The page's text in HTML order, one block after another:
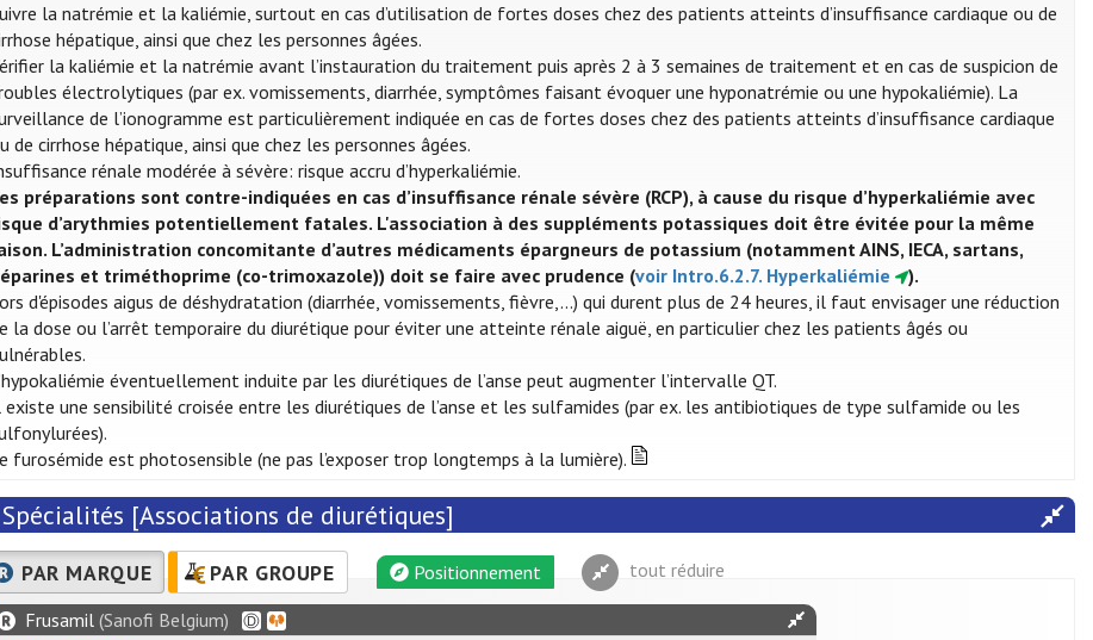
la natrémie et la kaliémie, surtout en cas d’utilisation de fortes doses chez des patients atteints d’insuffisance cardiaque ou de
hépatique, ainsi que chez les personnes âgées.
la kaliémie et la natrémie avant l’instauration du traitement puis après 2 à 3 semaines de traitement et en cas de suspicion de
électrolytiques (par ex. vomissements, diarrhée, symptômes faisant évoquer une hyponatrémie ou une hypokaliémie). La
de l’ionogramme est particulièrement indiquée en cas de fortes doses chez des patients atteints d’insuffisance cardiaque
de cirrhose hépatique, ainsi que chez les personnes âgées.
rénale modérée à sévère: risque accru d’hyperkaliémie.
préparations sont contre-indiquées en cas d’insuffisance rénale sévère (RCP), à cause du risque d’hyperkaliémie avec
d’arythmies potentiellement fatales. L'association à des suppléments potassiques doit être évitée pour la même
L’administration concomitante d’autres médicaments épargneurs de potassium (notamment AINS, IECA, sartans,
et triméthoprime (co-trimoxazole)) doit se faire avec prudence (voir Intro.6.2.7. Hyperkaliémie
).
d'épisodes aigus de déshydratation (diarrhée, vomissements, fièvre,...) qui durent plus de 24 heures, il faut envisager une réduction
la dose ou l’arrêt temporaire du diurétique pour éviter une atteinte rénale aiguë, en particulier chez les patients âgés ou
éventuellement induite par les diurétiques de l’anse peut augmenter l’intervalle QT.
existe une sensibilité croisée entre les diurétiques de l’anse et les sulfamides (par ex. les antibiotiques de type sulfamide ou les
furosémide est photosensible (ne pas l’exposer trop longtemps à la lumière).
Spécialités [Associations de diurétiques]
PAR MARQUE PAR GROUPE Positionnement tout réduire
Frusamil (Sanofi Belgium)